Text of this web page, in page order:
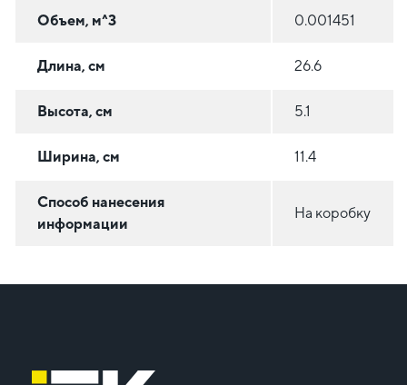
Объем, м^3 0.001451
Длина, см 26.6
Высота, см 5.1
Ширина, см 11.4
Способ нанесения
информации
На коробку